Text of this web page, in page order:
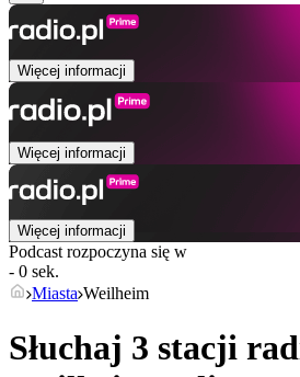
Więcej informacji
Więcej informacji
Więcej informacji
Podcast rozpoczyna się w
- 0 sek.
Miasta Weilheim
Słuchaj 3 stacji